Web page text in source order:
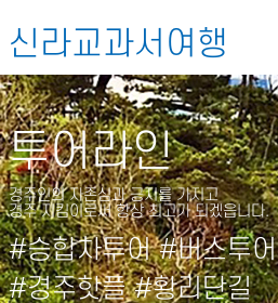
신라교과서여행
투어라인
경주인의 자존심과 긍지를 가지고
경주 지킴이로써 항상 최고가 되겠읍니다.
#승합차투어 #버스투어
#경주핫플 #황리단길